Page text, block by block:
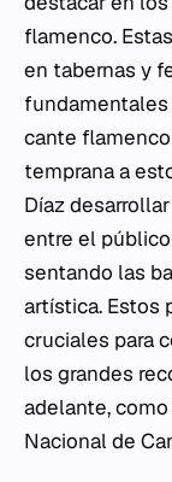
flamenco.
en tabernas y
cante
temprana a
Díaz
entre el
sentando las
artística. Estos
cruciales para
los grandes
adelante,
Nacional de